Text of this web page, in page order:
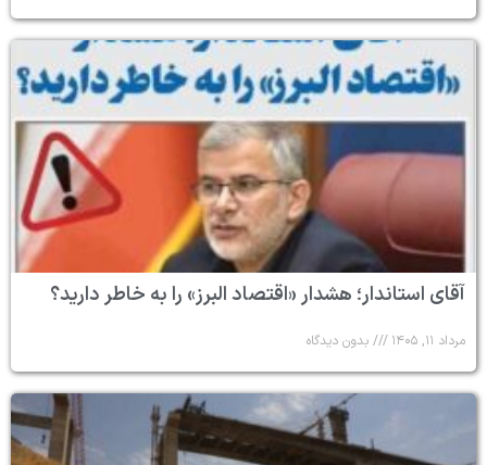
آقای استاندار؛ هشدار «اقتصاد البرز» را به خاطر دارید؟
مرداد ۱۱, ۱۴۰۵ بدون دیدگاه